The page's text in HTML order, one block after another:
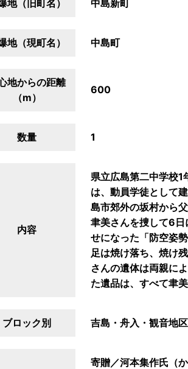
地（旧町名） 中島新町
地（現町名） 中島町
地からの距離
（m）
600
数量 1
内容
県立広島第二中学校
は、動員学徒として
島市郊外の坂村から
聿美さんを捜して6
せになった「防空姿
足は焼け落ち、焼け
さんの遺体は両親に
た遺品は、すべて聿
ブロック別 吉島・舟入・観音地区
寄贈／河本集作氏（